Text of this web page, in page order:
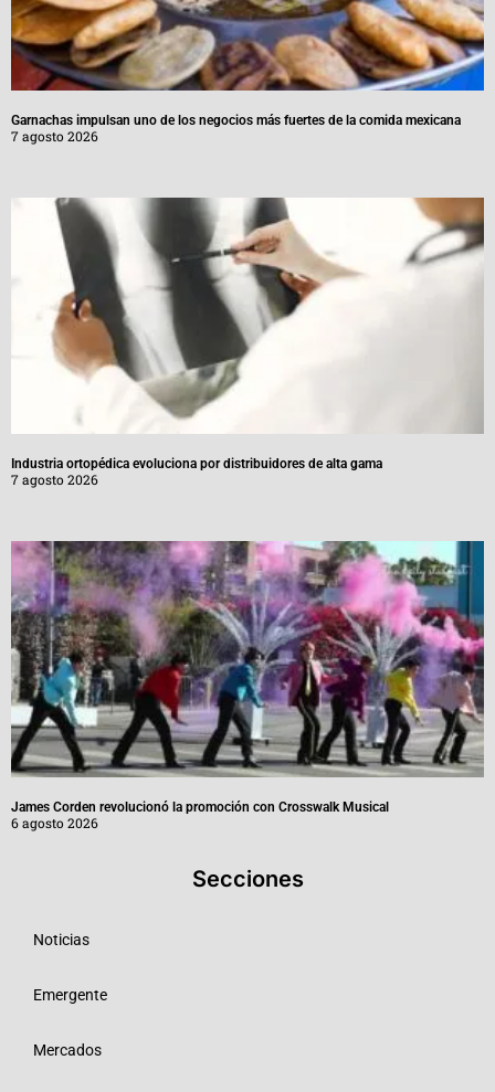
Garnachas impulsan uno de los negocios más fuertes de la comida mexicana
7 agosto 2026
Industria ortopédica evoluciona por distribuidores de alta gama
7 agosto 2026
James Corden revolucionó la promoción con Crosswalk Musical
6 agosto 2026
Secciones
Noticias
Emergente
Mercados